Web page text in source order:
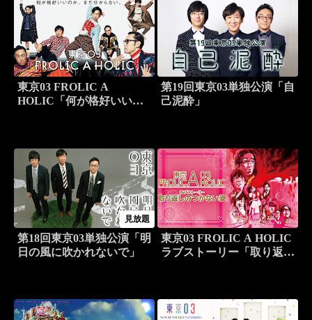
東京03 FROLIC A
HOLIC「何が格好いいの
第19回東京03単独公演「自
己泥酔」
見放題
第18回東京03単独公演「明
日の風に吹かれないで」
東京03 FROLIC A HOLIC
ラブストーリー「取り返し